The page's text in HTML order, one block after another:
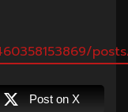
Post on X